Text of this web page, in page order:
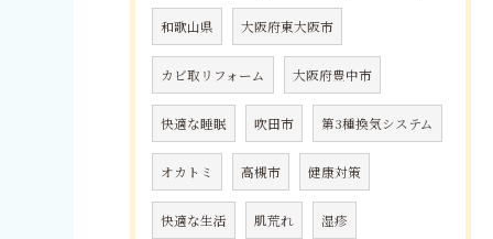
和歌山県 大阪府東大阪市
カビ取リフォーム 大阪府豊中市
快適な睡眠 吹田市 第3種換気システム
オカトミ 高槻市 健康対策
快適な生活 肌荒れ 湿疹